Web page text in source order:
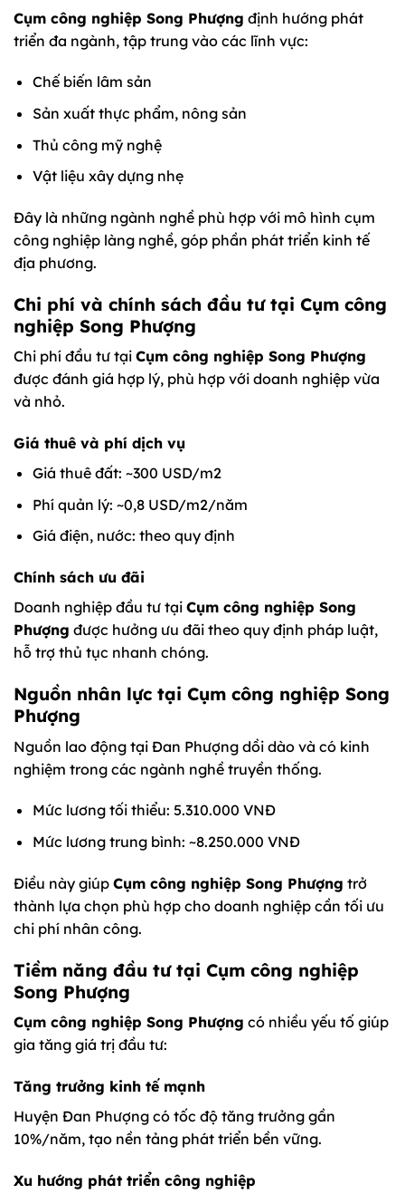
Cụm công nghiệp Song Phượng định hướng phát
triển đa ngành, tập trung vào các lĩnh vực:
Chế biến lâm sản
Sản xuất thực phẩm, nông sản
Thủ công mỹ nghệ
Vật liệu xây dựng nhẹ
Đây là những ngành nghề phù hợp với mô hình cụm
công nghiệp làng nghề, góp phần phát triển kinh tế
địa phương.
Chi phí và chính sách đầu tư tại Cụm công
nghiệp Song Phượng
Chi phí đầu tư tại Cụm công nghiệp Song Phượng
được đánh giá hợp lý, phù hợp với doanh nghiệp vừa
và nhỏ.
Giá thuê và phí dịch vụ
Giá thuê đất: ~300 USD/m2
Phí quản lý: ~0,8 USD/m2/năm
Giá điện, nước: theo quy định
Chính sách ưu đãi
Doanh nghiệp đầu tư tại Cụm công nghiệp Song
Phượng được hưởng ưu đãi theo quy định pháp luật,
hỗ trợ thủ tục nhanh chóng.
Nguồn nhân lực tại Cụm công nghiệp Song
Phượng
Nguồn lao động tại Đan Phượng dồi dào và có kinh
nghiệm trong các ngành nghề truyền thống.
Mức lương tối thiểu: 5.310.000 VNĐ
Mức lương trung bình: ~8.250.000 VNĐ
Điều này giúp Cụm công nghiệp Song Phượng trở
thành lựa chọn phù hợp cho doanh nghiệp cần tối ưu
chi phí nhân công.
Tiềm năng đầu tư tại Cụm công nghiệp
Song Phượng
Cụm công nghiệp Song Phượng có nhiều yếu tố giúp
gia tăng giá trị đầu tư:
Tăng trưởng kinh tế mạnh
Huyện Đan Phượng có tốc độ tăng trưởng gần
10%/năm, tạo nền tảng phát triển bền vững.
Xu hướng phát triển công nghiệp